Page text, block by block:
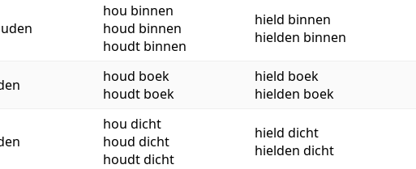
hou binnen
houd binnen
houdt binnen
hield binnen
hielden binnen
houd boek
houdt boek
hield boek
hielden boek
hou dicht
houd dicht
houdt dicht
hield dicht
hielden dicht